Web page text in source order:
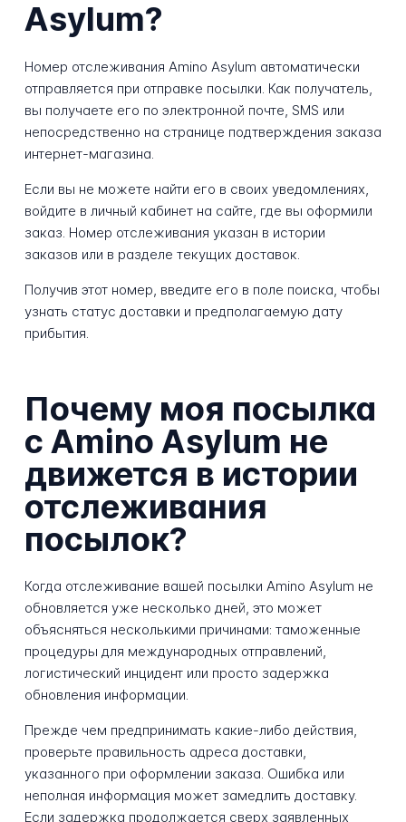
Asylum?
Номер отслеживания Amino Asylum автоматически
отправляется при отправке посылки. Как получатель,
вы получаете его по электронной почте, SMS или
непосредственно на странице подтверждения заказа
интернет-магазина.
Если вы не можете найти его в своих уведомлениях,
войдите в личный кабинет на сайте, где вы оформили
заказ. Номер отслеживания указан в истории
заказов или в разделе текущих доставок.
Получив этот номер, введите его в поле поиска, чтобы
узнать статус доставки и предполагаемую дату
прибытия.
Почему моя посылка
с Amino Asylum не
движется в истории
отслеживания
посылок?
Когда отслеживание вашей посылки Amino Asylum не
обновляется уже несколько дней, это может
объясняться несколькими причинами: таможенные
процедуры для международных отправлений,
логистический инцидент или просто задержка
обновления информации.
Прежде чем предпринимать какие-либо действия,
проверьте правильность адреса доставки,
указанного при оформлении заказа. Ошибка или
неполная информация может замедлить доставку.
Если задержка продолжается сверх заявленных